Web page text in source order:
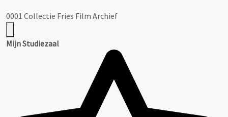
0001 Collectie Fries Film Archief
Mijn Studiezaal